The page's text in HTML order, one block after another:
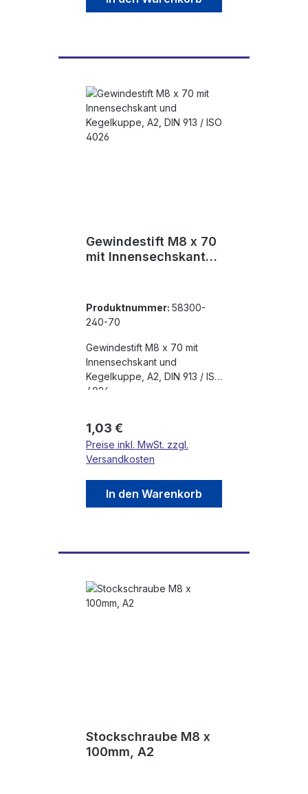
Gewindestift M8 x 70
mit Innensechskant
Produktnummer: 58300-
240-70
Gewindestift M8 x 70 mit
Innensechskant und
Kegelkuppe, A2, DIN 913 / ISO
4026
Regulärer Preis:
1,03 €
Preise inkl. MwSt. zzgl.
Versandkosten
In den Warenkorb
Stockschraube M8 x
100mm, A2